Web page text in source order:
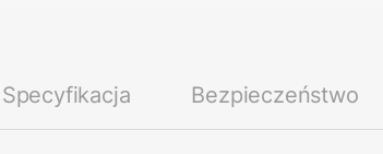
Specyfikacja Bezpieczeństwo